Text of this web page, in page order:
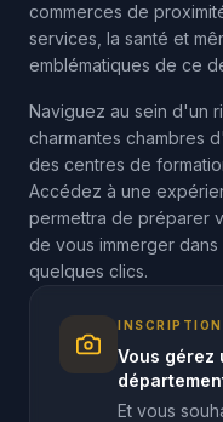
commerces de
services, la santé et
emblématiques de ce
Naviguez au sein d'un
charmantes chambres
des centres de
Accédez à une
permettra de préparer
de vous immerger
quelques clics.
INSCRIPTION
Vous gérez
Et vous